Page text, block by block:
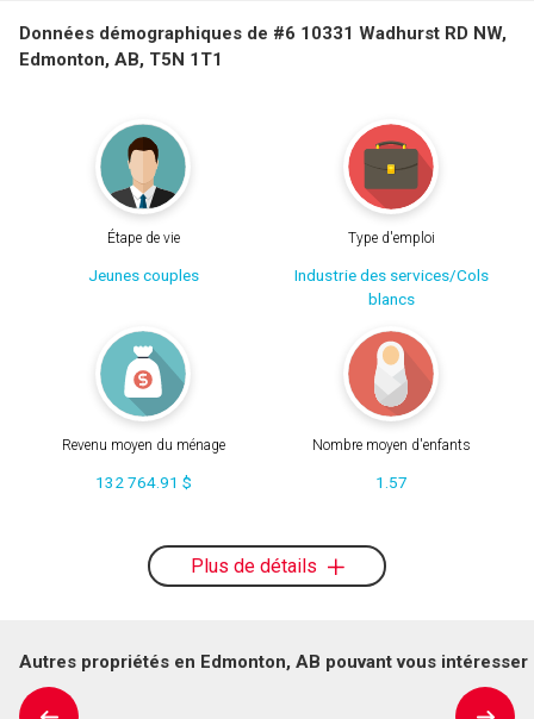
Données démographiques de #6 10331 Wadhurst RD NW,
Edmonton, AB, T5N 1T1
Étape de vie
Jeunes couples
Type d'emploi
Industrie des services/Cols
blancs
Revenu moyen du ménage
132 764.91 $
Nombre moyen d'enfants
1.57
Plus de détails
Autres propriétés en Edmonton, AB pouvant vous intéresser